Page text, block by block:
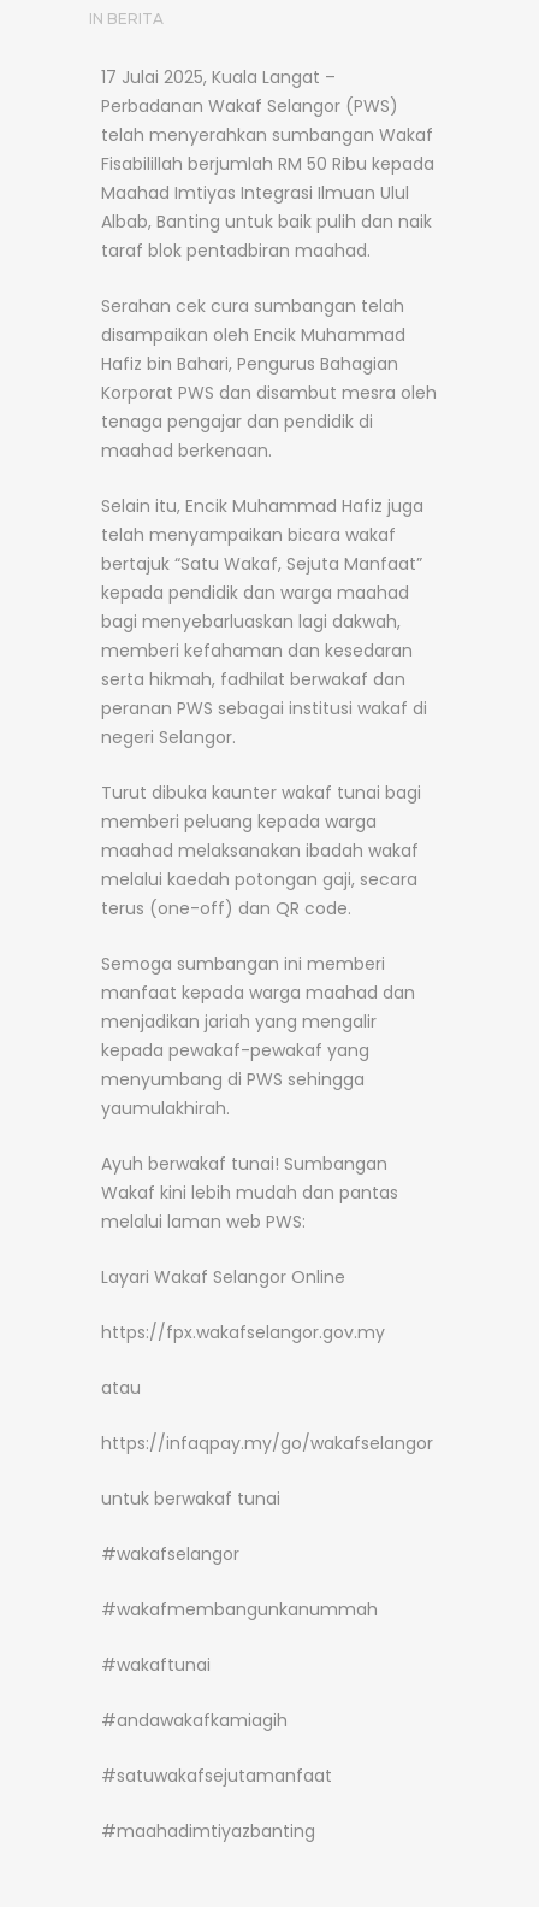
IN BERITA
17 Julai 2025, Kuala Langat –
Perbadanan Wakaf Selangor (PWS)
telah menyerahkan sumbangan Wakaf
Fisabilillah berjumlah RM 50 Ribu kepada
Maahad Imtiyas Integrasi Ilmuan Ulul
Albab, Banting untuk baik pulih dan naik
taraf blok pentadbiran maahad.
Serahan cek cura sumbangan telah
disampaikan oleh Encik Muhammad
Hafiz bin Bahari, Pengurus Bahagian
Korporat PWS dan disambut mesra oleh
tenaga pengajar dan pendidik di
maahad berkenaan.
Selain itu, Encik Muhammad Hafiz juga
telah menyampaikan bicara wakaf
bertajuk “Satu Wakaf, Sejuta Manfaat”
kepada pendidik dan warga maahad
bagi menyebarluaskan lagi dakwah,
memberi kefahaman dan kesedaran
serta hikmah, fadhilat berwakaf dan
peranan PWS sebagai institusi wakaf di
negeri Selangor.
Turut dibuka kaunter wakaf tunai bagi
memberi peluang kepada warga
maahad melaksanakan ibadah wakaf
melalui kaedah potongan gaji, secara
terus (one-off) dan QR code.
Semoga sumbangan ini memberi
manfaat kepada warga maahad dan
menjadikan jariah yang mengalir
kepada pewakaf-pewakaf yang
menyumbang di PWS sehingga
yaumulakhirah.
Ayuh berwakaf tunai! Sumbangan
Wakaf kini lebih mudah dan pantas
melalui laman web PWS:
Layari Wakaf Selangor Online
https://fpx.wakafselangor.gov.my
atau
https://infaqpay.my/go/wakafselangor
untuk berwakaf tunai
#wakafselangor
#wakafmembangunkanummah
#wakaftunai
#andawakafkamiagih
#satuwakafsejutamanfaat
#maahadimtiyazbanting